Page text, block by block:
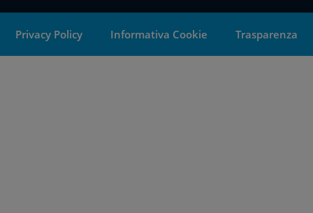
Privacy Policy Informativa Cookie Trasparenza